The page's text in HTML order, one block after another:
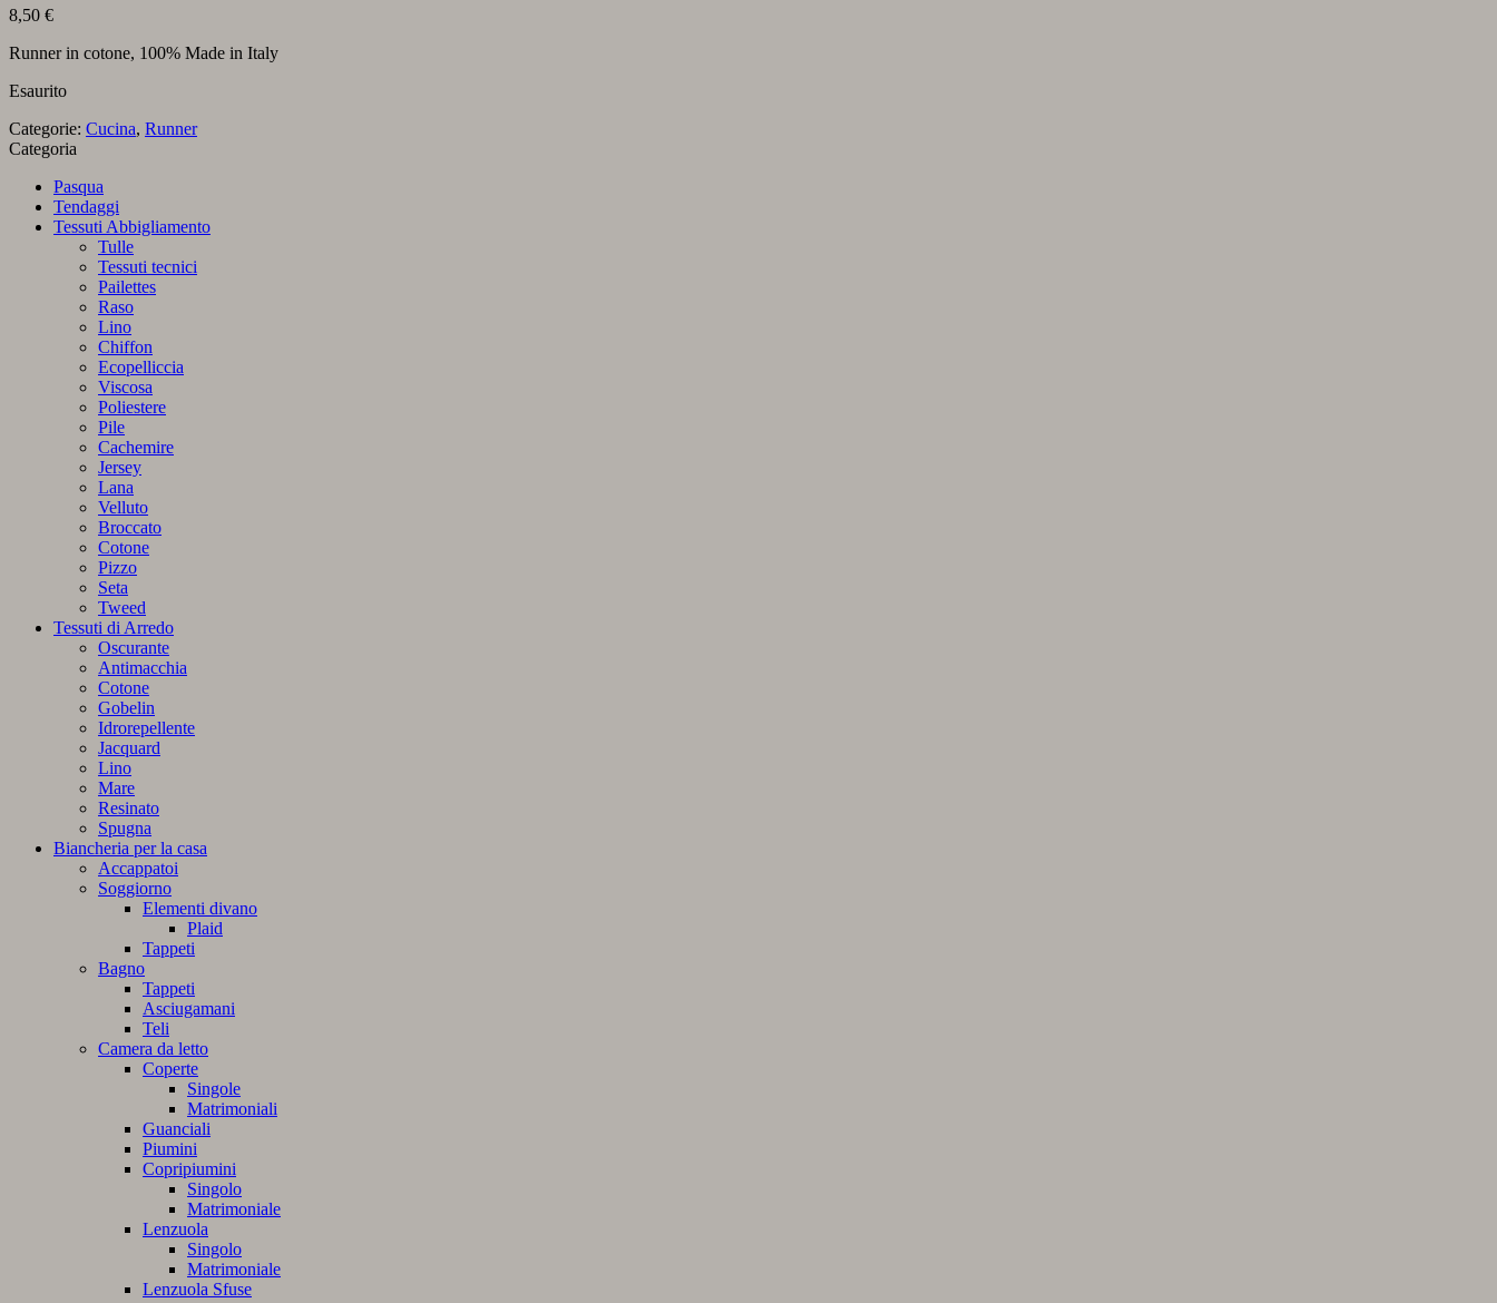
8,50 €
Runner in cotone, 100% Made in Italy
Esaurito
Categorie: Cucina, Runner
Categoria
Pasqua
Tendaggi
Tessuti Abbigliamento
Tulle
Tessuti tecnici
Pailettes
Raso
Lino
Chiffon
Ecopelliccia
Viscosa
Poliestere
Pile
Cachemire
Jersey
Lana
Velluto
Broccato
Cotone
Pizzo
Seta
Tweed
Tessuti di Arredo
Oscurante
Antimacchia
Cotone
Gobelin
Idrorepellente
Jacquard
Lino
Mare
Resinato
Spugna
Biancheria per la casa
Accappatoi
Soggiorno
Elementi divano
Plaid
Tappeti
Bagno
Tappeti
Asciugamani
Teli
Camera da letto
Coperte
Singole
Matrimoniali
Guanciali
Piumini
Copripiumini
Singolo
Matrimoniale
Lenzuola
Singolo
Matrimoniale
Lenzuola Sfuse